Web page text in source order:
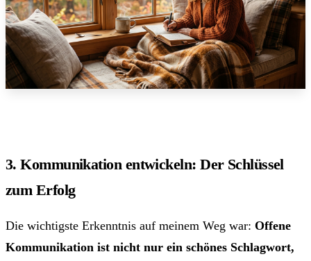
3. Kommunikation entwickeln: Der Schlüssel
zum Erfolg
Die wichtigste Erkenntnis auf meinem Weg war: Offene
Kommunikation ist nicht nur ein schönes Schlagwort,